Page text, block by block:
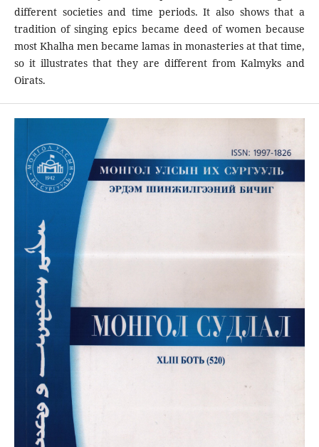
different societies and time periods. It also shows that a
tradition of singing epics became deed of women because
most Khalha men became lamas in monasteries at that time,
so it illustrates that they are different from Kalmyks and
Oirats.